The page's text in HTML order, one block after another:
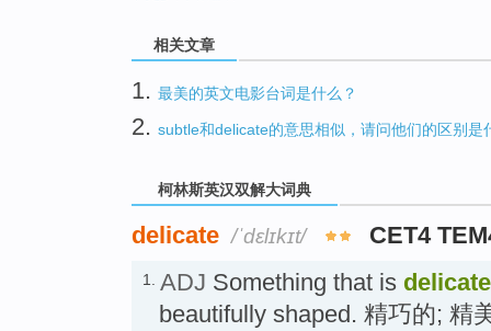
相关文章
1. 最美的英文电影台词是什么？
2. subtle和delicate的意思相似，请问他们的区别是
柯林斯英汉双解大词典
delicate /ˈdɛlɪkɪt/ CET4
1. ADJ Something that is delicate
beautifully shaped. 精巧的; 精